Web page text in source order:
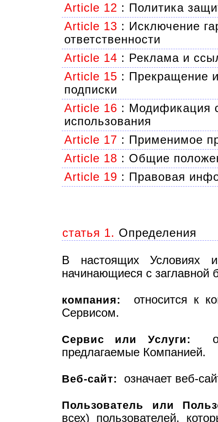
Article 12 : Политика
Article 13 : Исключение
ответственности
Article 14 : Реклама и
Article 15 : Прекращение
подписки
Article 16 : Модификация
использования
Article 17 : Применимое
Article 18 : Общие
Article 19 : Правовая
статья 1. Определения
В настоящих Условиях
начинающиеся с
компания: относится к
Сервисом.
Сервис или Услуги:
предлагаемые Компанией.
Веб-сайт: означает веб-
Пользователь или
всех) пользователей,